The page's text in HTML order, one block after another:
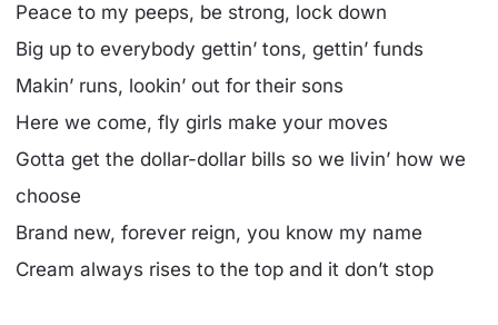
Peace to my peeps, be strong, lock down
Big up to everybody gettin’ tons, gettin’ funds
Makin’ runs, lookin’ out for their sons
Here we come, fly girls make your moves
Gotta get the dollar-dollar bills so we livin’ how we
choose
Brand new, forever reign, you know my name
Cream always rises to the top and it don’t stop